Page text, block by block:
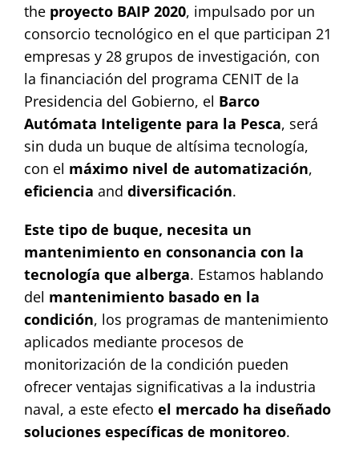
the proyecto BAIP 2020, impulsado por un
consorcio tecnológico en el que participan 21
empresas y 28 grupos de investigación, con
la financiación del programa CENIT de la
Presidencia del Gobierno, el Barco
Autómata Inteligente para la Pesca, será
sin duda un buque de altísima tecnología,
con el máximo nivel de automatización,
eficiencia and diversificación.
Este tipo de buque, necesita un
mantenimiento en consonancia con la
tecnología que alberga. Estamos hablando
del mantenimiento basado en la
condición, los programas de mantenimiento
aplicados mediante procesos de
monitorización de la condición pueden
ofrecer ventajas significativas a la industria
naval, a este efecto el mercado ha diseñado
soluciones específicas de monitoreo.